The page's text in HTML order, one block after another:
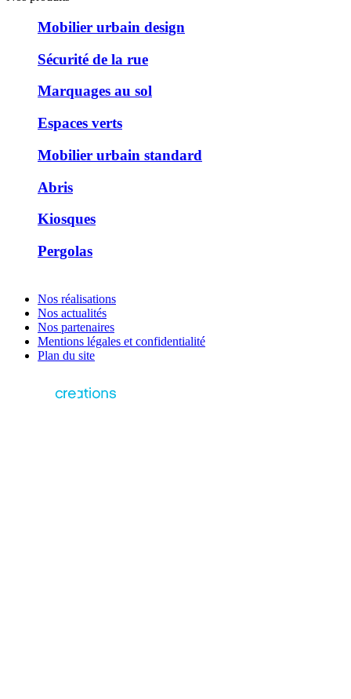
Mobilier urbain design
Sécurité de la rue
Marquages au sol
Espaces verts
Mobilier urbain standard
Abris
Kiosques
Pergolas
Nos réalisations
Nos actualités
Nos partenaires
Mentions légales et confidentialité
Plan du site